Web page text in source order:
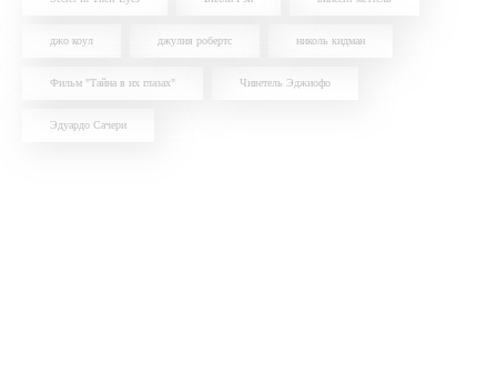
джо коул джулия робертс николь кидман
Фильм "Тайна в их глазах" Чиветель Эджиофо
Эдуардо Сачери